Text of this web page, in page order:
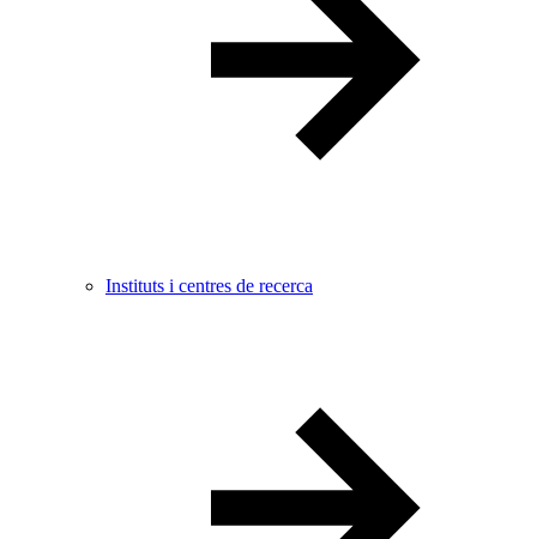
Instituts i centres de recerca